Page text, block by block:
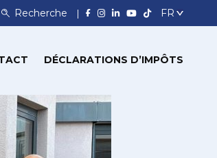
Recherche
DÉCLARATIONS D’IMPÔTS